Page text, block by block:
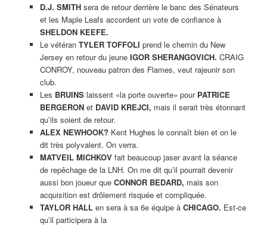
D.J. SMITHsera de retour derrière le banc des Sénateurs
et les Maple Leafs accordent un vote de confiance à
SHELDON KEEFE.
Le vétéran TYLER TOFFOLI prend le chemin du New
Jersey en retour du jeune IGOR SHERANGOVICH. CRAIG
CONROY, nouveau patron des Flames, veut rajeunir son
club.
Les BRUINSlaissent «la porte ouverte» pour PATRICE
BERGERONet DAVID KREJCI, mais il serait très étonnant
qu’ils soient de retour.
ALEX NEWHOOK? Kent Hughes le connaît bien et on le
dit très polyvalent. On verra.
MATVEIL MICHKOV fait beaucoup jaser avant la séance
de repêchage de la LNH. On me dit qu’il pourrait devenir
aussi bon joueur que CONNOR BEDARD, mais son
acquisition est drôlement risquée et compliquée.
TAYLOR HALL en sera à sa 6e équipe à CHICAGO. Est-ce
qu’il participera à la